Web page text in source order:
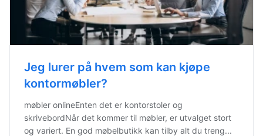
Jeg lurer på hvem som kan kjøpe
kontormøbler?
møbler onlineEnten det er kontorstoler og
skrivebordNår det kommer til møbler, er utvalget stort
og variert. En god møbelbutikk kan tilby alt du treng...